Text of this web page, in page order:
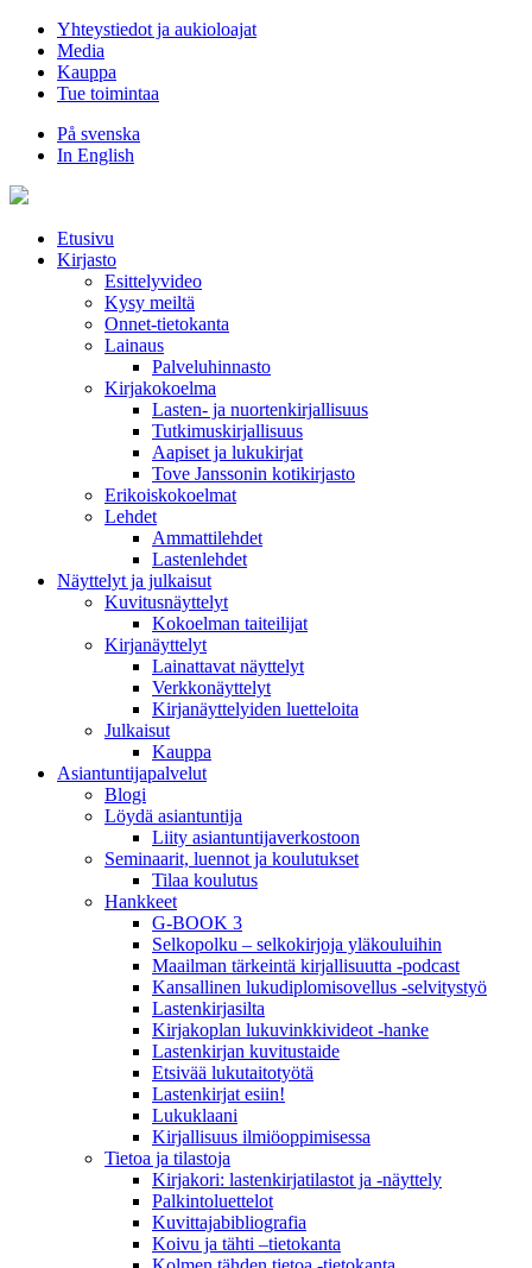
Hyppää
sisältöön
Yhteystiedot ja aukioloajat
Media
Kauppa
Tue toimintaa
På svenska
In English
Etusivu
Kirjasto
Esittelyvideo
Kysy meiltä
Onnet-tietokanta
Lainaus
Palveluhinnasto
Kirjakokoelma
Lasten- ja nuortenkirjallisuus
Tutkimuskirjallisuus
Aapiset ja lukukirjat
Tove Janssonin kotikirjasto
Erikoiskokoelmat
Lehdet
Ammattilehdet
Lastenlehdet
Näyttelyt ja julkaisut
Kuvitusnäyttelyt
Kokoelman taiteilijat
Kirjanäyttelyt
Lainattavat näyttelyt
Verkkonäyttelyt
Kirjanäyttelyiden luetteloita
Julkaisut
Kauppa
Asiantuntija­palvelut
Blogi
Löydä asiantuntija
Liity asiantuntijaverkostoon
Seminaarit, luennot ja koulutukset
Tilaa koulutus
Hankkeet
G-BOOK 3
Selkopolku – selkokirjoja yläkouluihin
Maailman tärkeintä kirjallisuutta -podcast
Kansallinen lukudiplomisovellus -selvitystyö
Lastenkirjasilta
Kirjakoplan lukuvinkkivideot -hanke
Lastenkirjan kuvitustaide
Etsivää lukutaitotyötä
Lastenkirjat esiin!
Lukuklaani
Kirjallisuus ilmiöoppimisessa
Tietoa ja tilastoja
Kirjakori: lastenkirjatilastot ja -näyttely
Palkintoluettelot
Kuvittaja­bibliografia
Koivu ja tähti –tietokanta